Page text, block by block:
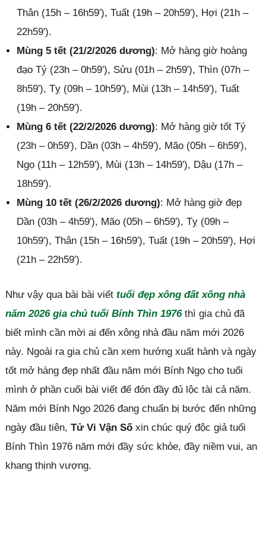
Thân (15h – 16h59′), Tuất (19h – 20h59′), Hợi (21h –
22h59′).
Mùng 5 tết (21/2/2026 dương): Mở hàng giờ hoàng
đạo Tý (23h – 0h59′), Sửu (01h – 2h59′), Thìn (07h –
8h59′), Tỵ (09h – 10h59′), Mùi (13h – 14h59′), Tuất
(19h – 20h59′).
Mùng 6 tết (22/2/2026 dương): Mở hàng giờ tốt Tý
(23h – 0h59′), Dần (03h – 4h59′), Mão (05h – 6h59′),
Ngọ (11h – 12h59′), Mùi (13h – 14h59′), Dậu (17h –
18h59′).
Mùng 10 tết (26/2/2026 dương): Mở hàng giờ đẹp
Dần (03h – 4h59′), Mão (05h – 6h59′), Tỵ (09h –
10h59′), Thân (15h – 16h59′), Tuất (19h – 20h59′), Hợi
(21h – 22h59′).
Như vậy qua bài bài viết tuổi đẹp xông đất xông nhà
năm 2026 gia chủ tuổi Bính Thìn 1976thì gia chủ đã
biết mình cần mời ai đến xông nhà đầu năm mới 2026
này. Ngoài ra gia chủ cần xem hướng xuất hành và ngày
tốt mở hàng đẹp nhất đầu năm mới Bính Ngọ cho tuổi
mình ở phần cuối bài viết để đón đầy đủ lộc tài cả năm.
Năm mới Bính Ngọ 2026 đang chuẩn bị bước đến những
ngày đầu tiên, Tử Vi Vận Sốxin chúc quý độc giả tuổi
Bính Thìn 1976 năm mới đầy sức khỏe, đầy niềm vui, an
khang thịnh vượng.